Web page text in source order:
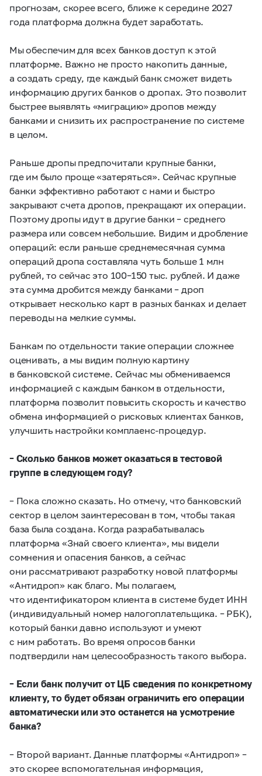
прогнозам, скорее всего, ближе к середине 2027
года платформа должна будет заработать.
Мы обеспечим для всех банков доступ к этой
платформе. Важно не просто накопить данные,
а создать среду, где каждый банк сможет видеть
информацию других банков о дропах. Это позволит
быстрее выявлять «миграцию» дропов между
банками и снизить их распространение по системе
в целом.
Раньше дропы предпочитали крупные банки,
где им было проще «затеряться». Сейчас крупные
банки эффективно работают с нами и быстро
закрывают счета дропов, прекращают их операции.
Поэтому дропы идут в другие банки – среднего
размера или совсем небольшие. Видим и дробление
операций: если раньше среднемесячная сумма
операций дропа составляла чуть больше 1 млн
рублей, то сейчас это 100–150 тыс. рублей. И даже
эта сумма дробится между банками – дроп
открывает несколько карт в разных банках и делает
переводы на мелкие суммы.
Банкам по отдельности такие операции сложнее
оценивать, а мы видим полную картину
в банковской системе. Сейчас мы обмениваемся
информацией с каждым банком в отдельности,
платформа позволит повысить скорость и качество
обмена информацией о рисковых клиентах банков,
улучшить настройки комплаенс-процедур.
– Сколько банков может оказаться в тестовой
группе в следующем году?
– Пока сложно сказать. Но отмечу, что банковский
сектор в целом заинтересован в том, чтобы такая
база была создана. Когда разрабатывалась
платформа «Знай своего клиента», мы видели
сомнения и опасения банков, а сейчас
они рассматривают разработку новой платформы
«Антидроп» как благо. Мы полагаем,
что идентификатором клиента в системе будет ИНН
(индивидуальный номер налогоплательщика. – РБК),
который банки давно используют и умеют
с ним работать. Во время опросов банки
подтвердили нам целесообразность такого выбора.
– Если банк получит от ЦБ сведения по конкретному
клиенту, то будет обязан ограничить его операции
автоматически или это останется на усмотрение
банка?
– Второй вариант. Данные платформы «Антидроп» –
это скорее вспомогательная информация,